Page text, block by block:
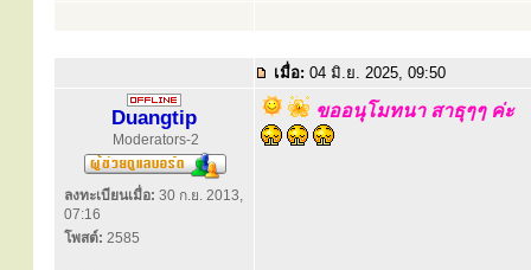
เมื่อ: 04 มิ.ย. 2025, 09:50
Duangtip
Moderators-2
ลงทะเบียนเมื่อ: 30 ก.ย. 2013,
07:16
โพสต์: 2585
ขออนุโมทนา สาธุๆๆ ค่ะ